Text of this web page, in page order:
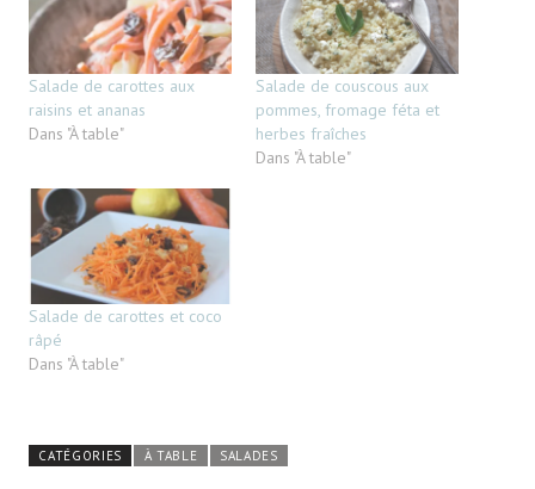
Salade de carottes aux
raisins et ananas
Dans "À table"
Salade de couscous aux
pommes, fromage féta et
herbes fraîches
Dans "À table"
Salade de carottes et coco
râpé
Dans "À table"
CATÉGORIES À TABLE SALADES